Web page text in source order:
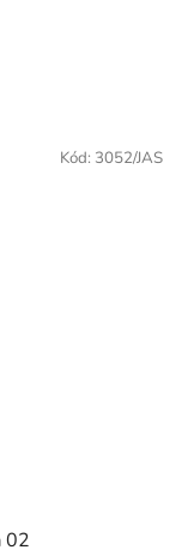
02
Kód: 3052/JAS